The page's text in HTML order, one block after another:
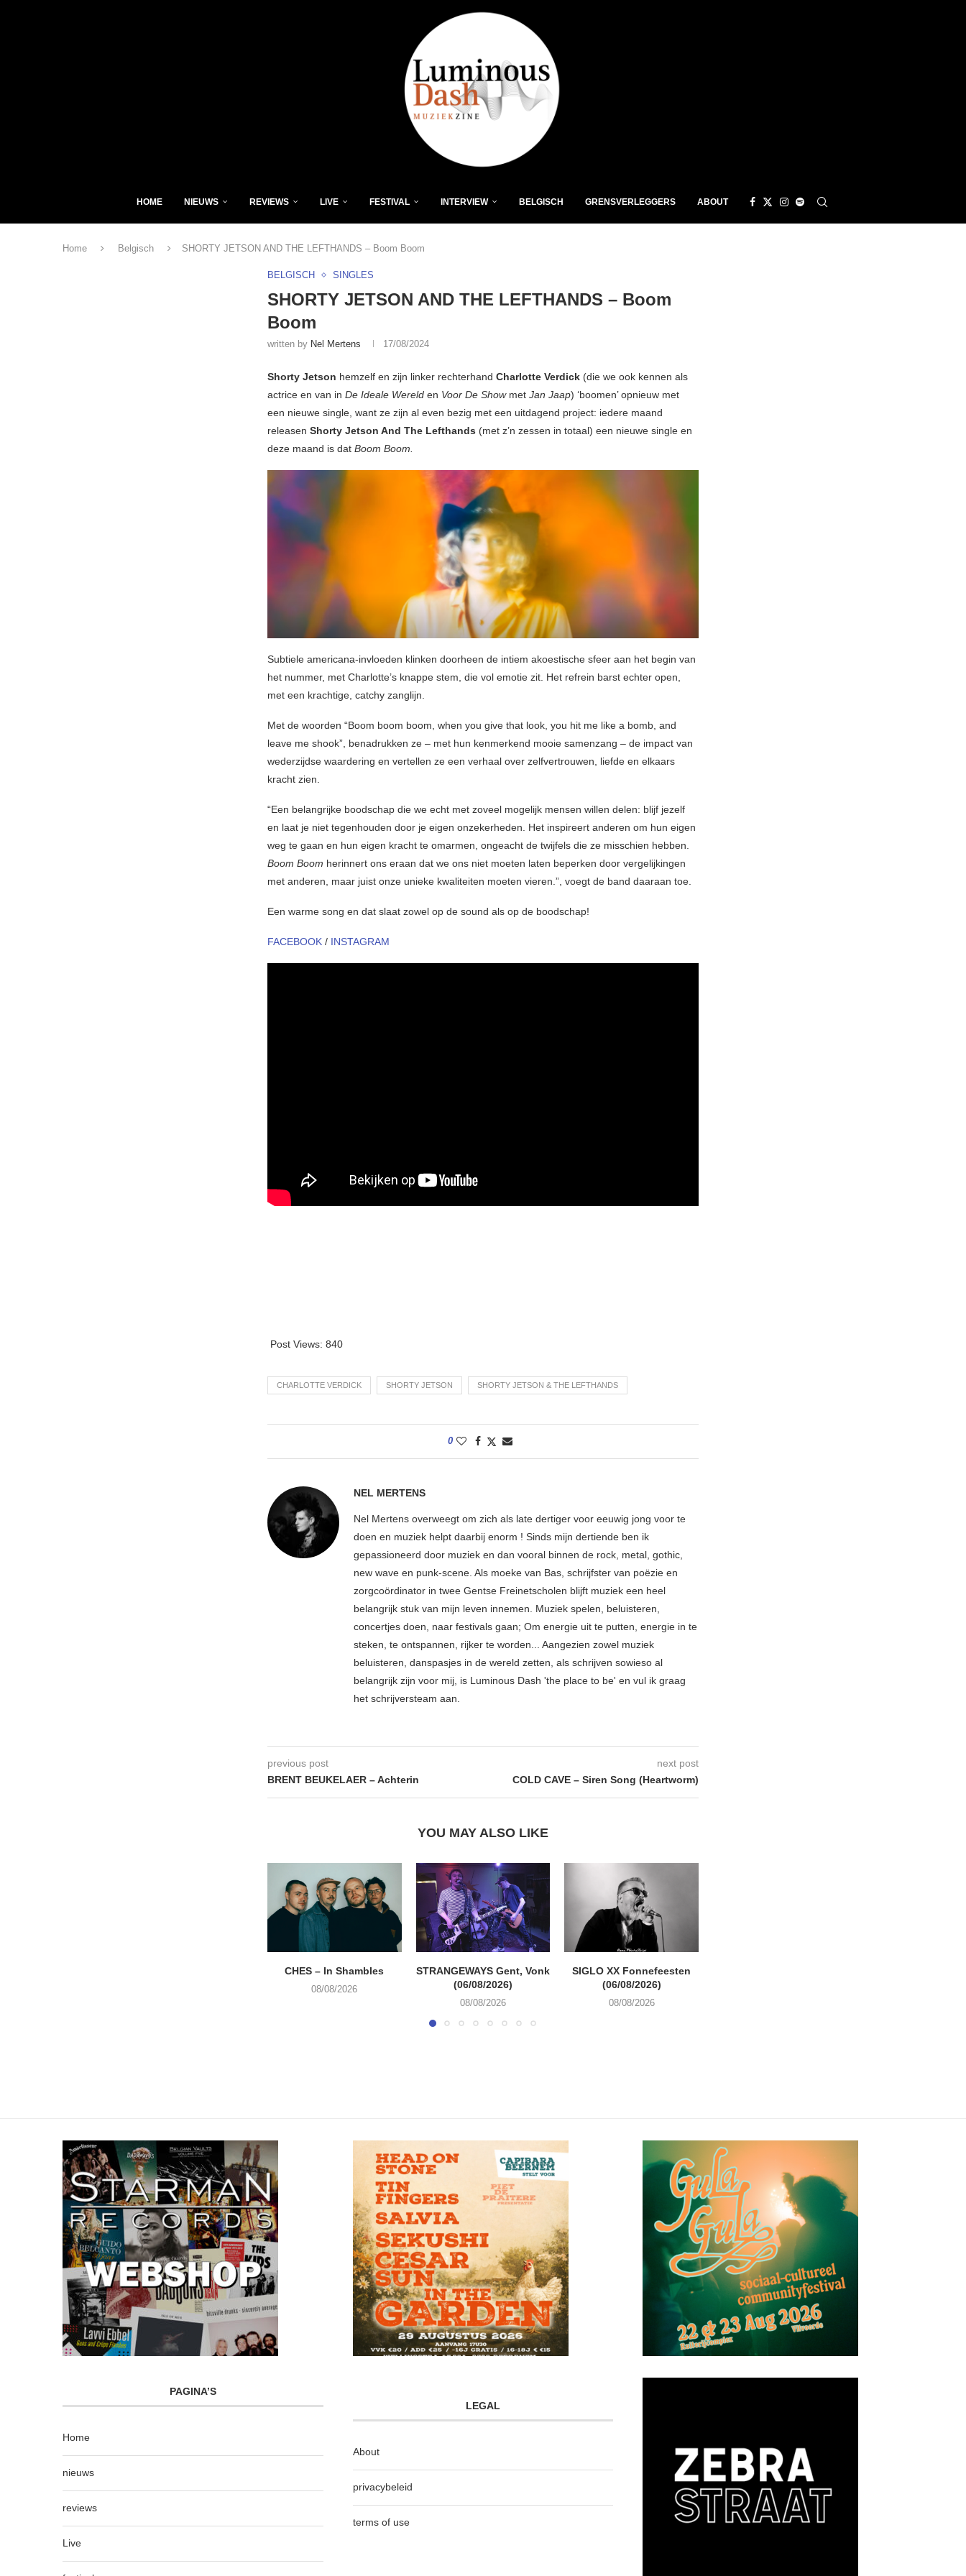
HOME NIEUWS REVIEWS LIVE FESTIVAL INTERVIEW BELGISCH GRENSVERLEGGERS ABOUT
Home Belgisch SHORTY JETSON AND THE LEFTHANDS – Boom Boom
BELGISCH SINGLES
SHORTY JETSON AND THE LEFTHANDS – Boom
Boom
written by Nel Mertens 17/08/2024
Shorty Jetson hemzelf en zijn linker rechterhand Charlotte Verdick (die we ook kennen als
actrice en van in De Ideale Wereld en Voor De Showmet Jan Jaap) ‘boomen’ opnieuw met
een nieuwe single, want ze zijn al even bezig met een uitdagend project: iedere maand
releasen Shorty Jetson And The Lefthands (met z’n zessen in totaal) een nieuwe single en
deze maand is dat Boom Boom.
Subtiele americana-invloeden klinken doorheen de intiem akoestische sfeer aan het begin van
het nummer, met Charlotte’s knappe stem, die vol emotie zit. Het refrein barst echter open,
met een krachtige, catchy zanglijn.
Met de woorden “Boom boom boom, when you give that look, you hit me like a bomb, and
leave me shook”, benadrukken ze – met hun kenmerkend mooie samenzang – de impact van
wederzijdse waardering en vertellen ze een verhaal over zelfvertrouwen, liefde en elkaars
kracht zien.
“Een belangrijke boodschap die we echt met zoveel mogelijk mensen willen delen: blijf jezelf
en laat je niet tegenhouden door je eigen onzekerheden. Het inspireert anderen om hun eigen
weg te gaan en hun eigen kracht te omarmen, ongeacht de twijfels die ze misschien hebben.
Boom Boom herinnert ons eraan dat we ons niet moeten laten beperken door vergelijkingen
met anderen, maar juist onze unieke kwaliteiten moeten vieren.”, voegt de band daaraan toe.
Een warme song en dat slaat zowel op de sound als op de boodschap!
FACEBOOK / INSTAGRAM
Post Views: 840
CHARLOTTE VERDICK SHORTY JETSON SHORTY JETSON & THE LEFTHANDS
0
NEL MERTENS
Nel Mertens overweegt om zich als late dertiger voor eeuwig jong voor te
doen en muziek helpt daarbij enorm ! Sinds mijn dertiende ben ik
gepassioneerd door muziek en dan vooral binnen de rock, metal, gothic,
new wave en punk-scene. Als moeke van Bas, schrijfster van poëzie en
zorgcoördinator in twee Gentse Freinetscholen blijft muziek een heel
belangrijk stuk van mijn leven innemen. Muziek spelen, beluisteren,
concertjes doen, naar festivals gaan; Om energie uit te putten, energie in te
steken, te ontspannen, rijker te worden... Aangezien zowel muziek
beluisteren, danspasjes in de wereld zetten, als schrijven sowieso al
belangrijk zijn voor mij, is Luminous Dash 'the place to be' en vul ik graag
het schrijversteam aan.
previous post
BRENT BEUKELAER – Achterin
next post
COLD CAVE – Siren Song (Heartworm)
YOU MAY ALSO LIKE
CHES – In Shambles
08/08/2026
STRANGEWAYS Gent, Vonk
(06/08/2026)
08/08/2026
SIGLO XX Fonnefeesten
(06/08/2026)
08/08/2026
PAGINA’S
Home
nieuws
reviews
Live
LEGAL
About
privacybeleid
terms of use